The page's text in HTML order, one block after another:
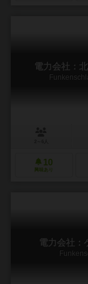
電力会社：
10
興味あり
電力会社：